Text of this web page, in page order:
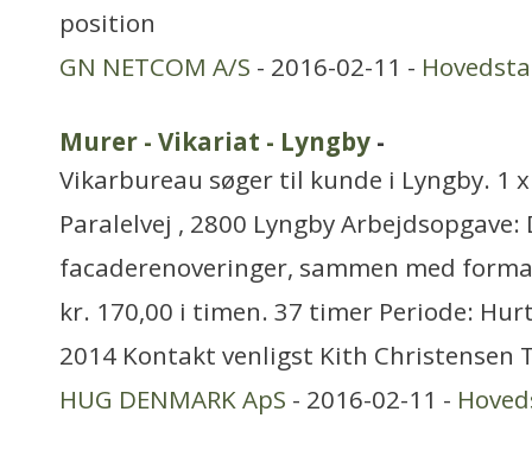
position
GN NETCOM A/S - 2016-02-11 -
Murer - Vikariat - Lyngby -
Vikarbureau søger til kunde i Lyngby. 1
Paralelvej , 2800 Lyngby Arbejdsopgave:
facaderenoveringer, sammen med
kr. 170,00 i timen. 37 timer Periode:
2014 Kontakt venligst Kith Christensen
HUG DENMARK ApS - 2016-02-11 -